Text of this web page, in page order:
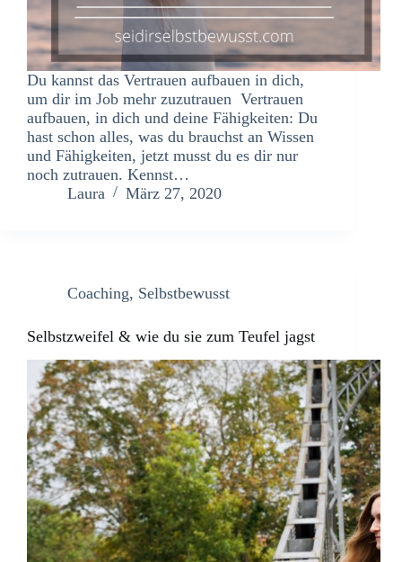
Du kannst das Vertrauen aufbauen in dich,
um dir im Job mehr zuzutrauen Vertrauen
aufbauen, in dich und deine Fähigkeiten: Du
hast schon alles, was du brauchst an Wissen
und Fähigkeiten, jetzt musst du es dir nur
noch zutrauen. Kennst…
Laura
März 27, 2020
Coaching, Selbstbewusst
Selbstzweifel & wie du sie zum Teufel jagst